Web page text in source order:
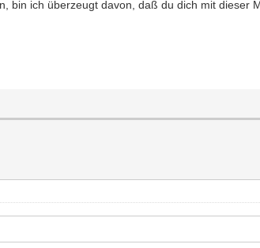
bin ich überzeugt davon, daß du dich mit